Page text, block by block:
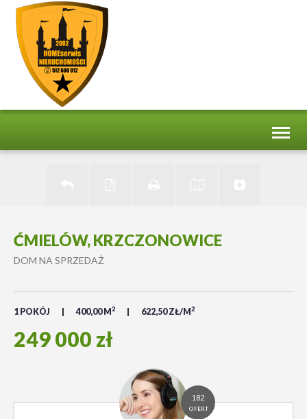
ĆMIELÓW, KRZCZONOWICE
DOM NA SPRZEDAŻ
1 POKÓJ 400,00 M 2 622,50 ZŁ/M 2
249 000 zł
182
OFERT